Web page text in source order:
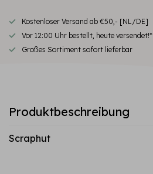
Kostenloser Versand ab €50,- [NL/DE]
Vor 12:00 Uhr bestellt, heute versendet!*
Großes Sortiment sofort lieferbar
Produktbeschreibung
Scraphut